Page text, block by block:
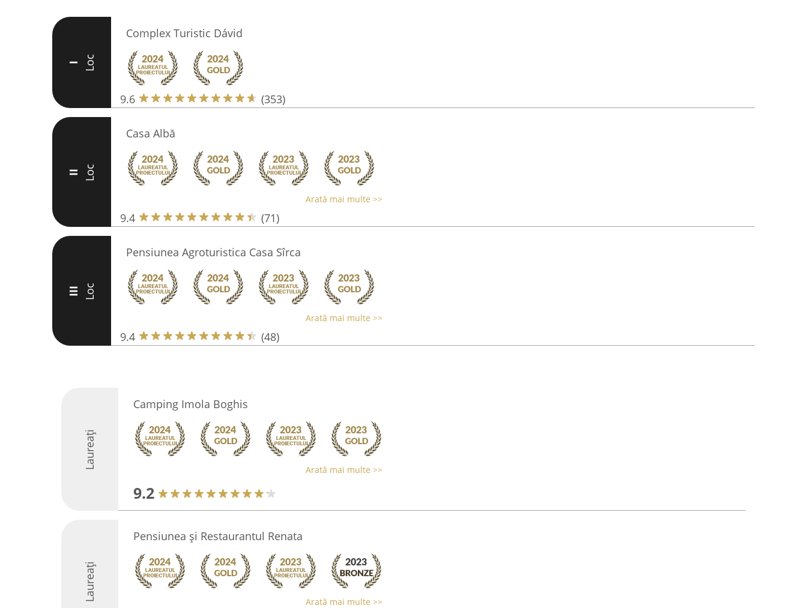
I Loc
Complex Turistic Dávid
9.6 (353)
II Loc
Casa Albă
Arată mai multe >>
9.4 (71)
III Loc
Pensiunea Agroturistica Casa Sîrca
Arată mai multe >>
9.4 (48)
Laureați
Camping Imola Boghis
Arată mai multe >>
9.2
Laureați
Pensiunea și Restaurantul Renata
Arată mai multe >>